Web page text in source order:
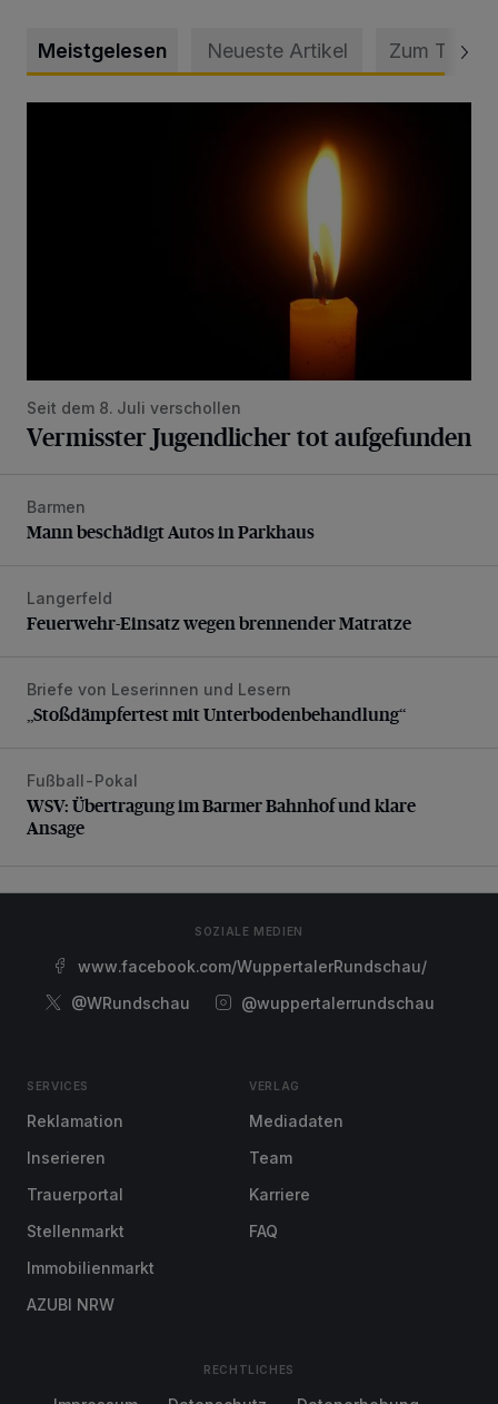
Meistgelesen Neueste Artikel Zum Thema
Seit dem 8. Juli verschollen
Vermisster Jugendlicher tot aufgefunden
Mann beschädigt Autos in Parkhaus
Barmen
Mann beschädigt Autos in Parkhaus
Feuerwehr-Einsatz wegen brennender Matratze
Langerfeld
Feuerwehr-Einsatz wegen brennender Matratze
„Stoßdämpfertest mit Unterbodenbehandlung“
Briefe von Leserinnen und Lesern
„Stoßdämpfertest mit Unterbodenbehandlung“
WSV: Übertragung im Barmer Bahnhof und klare Ansage
Fußball-Pokal
WSV: Übertragung im Barmer Bahnhof und klare
Ansage
SOZIALE MEDIEN
www.facebook.com/WuppertalerRundschau/
@WRundschau
@wuppertalerrundschau
SERVICES
Reklamation
Inserieren
Trauerportal
Stellenmarkt
Immobilienmarkt
AZUBI NRW
VERLAG
Mediadaten
Team
Karriere
FAQ
RECHTLICHES